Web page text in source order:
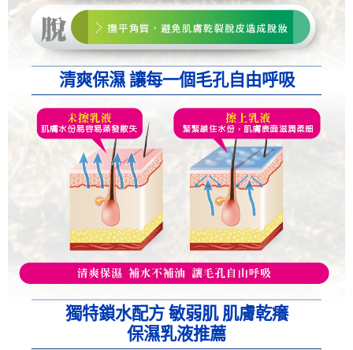
清爽保濕 讓每一個毛孔自由呼吸
獨特鎖水配方 敏弱肌 肌膚乾癢
保濕乳液推薦